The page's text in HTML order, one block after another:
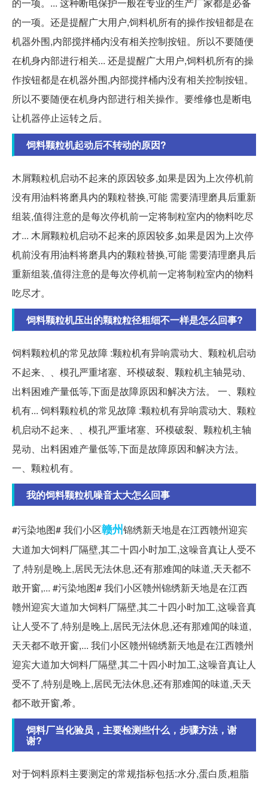
的一项。... 这种断电保护一般在专业的生产厂家都是必备
的一项。还是提醒广大用户,饲料机所有的操作按钮都是在
机器外围,内部搅拌桶内没有相关控制按钮。所以不要随便
在机身内部进行相关... 还是提醒广大用户,饲料机所有的操
作按钮都是在机器外围,内部搅拌桶内没有相关控制按钮。
所以不要随便在机身内部进行相关操作。要维修也是断电
让机器停止运转之后。
饲料颗粒机起动后不转动的原因?
木屑颗粒机启动不起来的原因较多,如果是因为上次停机前
没有用油料将磨具内的颗粒替换,可能 需要清理磨具后重新
组装,值得注意的是每次停机前一定将制粒室内的物料吃尽
才... 木屑颗粒机启动不起来的原因较多,如果是因为上次停
机前没有用油料将磨具内的颗粒替换,可能 需要清理磨具后
重新组装,值得注意的是每次停机前一定将制粒室内的物料
吃尽才。
饲料颗粒机压出的颗粒粒径粗细不一样是怎么回事?
饲料颗粒机的常见故障 :颗粒机有异响震动大、颗粒机启动
不起来、、模孔严重堵塞、环模破裂、颗粒机主轴晃动、
出料困难产量低等,下面是故障原因和解决方法。 一、颗粒
机有... 饲料颗粒机的常见故障 :颗粒机有异响震动大、颗粒
机启动不起来、、模孔严重堵塞、环模破裂、颗粒机主轴
晃动、出料困难产量低等,下面是故障原因和解决方法。
一、颗粒机有。
我的饲料颗粒机噪音太大怎么回事
#污染地图# 我们小区赣州锦绣新天地是在江西赣州迎宾
大道加大饲料厂隔壁,其二十四小时加工,这噪音真让人受不
了,特别是晚上,居民无法休息,还有那难闻的味道,天天都不
敢开窗,... #污染地图# 我们小区赣州锦绣新天地是在江西
赣州迎宾大道加大饲料厂隔壁,其二十四小时加工,这噪音真
让人受不了,特别是晚上,居民无法休息,还有那难闻的味道,
天天都不敢开窗,... 我们小区赣州锦绣新天地是在江西赣州
迎宾大道加大饲料厂隔壁,其二十四小时加工,这噪音真让人
受不了,特别是晚上,居民无法休息,还有那难闻的味道,天天
都不敢开窗,希。
饲料厂当化验员，主要检测些什么，步骤方法，谢
谢?
对于饲料原料主要测定的常规指标包括:水分,蛋白质,粗脂